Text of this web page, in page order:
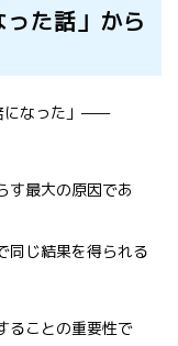
た話」から
になった」——
す最大の原因であ
同じ結果を得られる
ることの重要性で